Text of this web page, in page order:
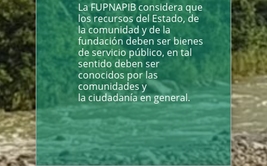
La FUPNAPIB considera que
los recursos del Estado, de
la comunidad y de la
fundación deben ser bienes
de servicio público, en tal
sentido deben ser
conocidos por las
comunidades y
la ciudadanía en general.